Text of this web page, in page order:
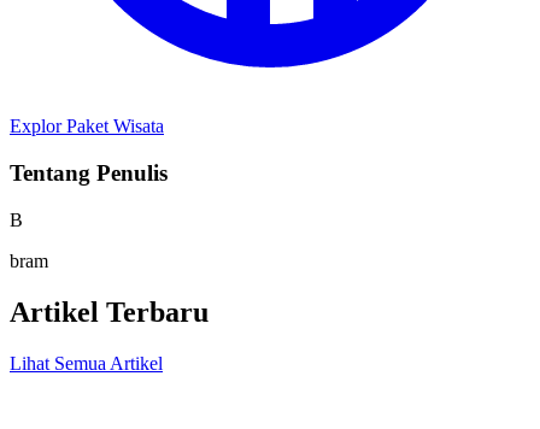
Explor Paket Wisata
Tentang Penulis
B
bram
Artikel Terbaru
Lihat Semua Artikel